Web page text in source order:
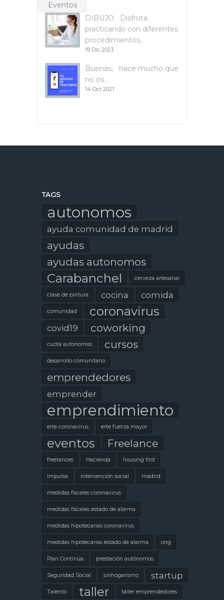
Eventos
DIBUJO Disfruta
practicando con diferentes
procedimientos…
19 Dic 2023
Buenas, hace mucho que
no os…
14 Oct 2021
TAGS
autonomos
ayuda comunidad de madrid
ayudas
ayudas autonomos
Carabanchel cerveza artesanal
clase de pintura cocina comida
comunidad coronavirus
covid19 coworking
cuota autonomos cursos
desarrollo comunitario
emprendedores
emprender
emprendimiento
erte coronavirus erte fuerza mayor
eventos Freelance
freelances Hacienda housing first
impulsa intervención social madrid
medidas fiscales coronavirus
medidas fiscales estado de alarma
medidas hipotecarias coronavirus
medidas hipotecarias estado de alarma ong
Plan Continúa prestación autónomos
Seguridad Social sinhogarismo startup
Talento taller taller emprendedores